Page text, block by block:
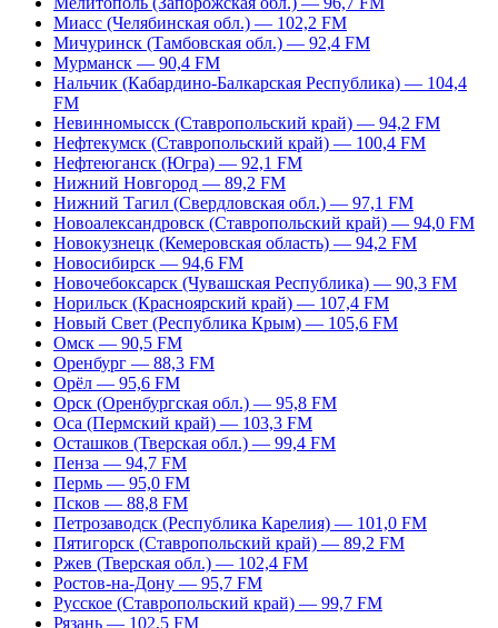
Миасс (Челябинская обл.) — 102,2 FM
Мичуринск (Тамбовская обл.) — 92,4 FM
Мурманск — 90,4 FM
Нальчик (Кабардино-Балкарская Республика) — 104,4
FM
Невинномысск (Ставропольский край) — 94,2 FM
Нефтекумск (Ставропольский край) — 100,4 FM
Нефтеюганск (Югра) — 92,1 FM
Нижний Новгород — 89,2 FM
Нижний Тагил (Свердловская обл.) — 97,1 FM
Новоалександровск (Ставропольский край) — 94,0 FM
Новокузнецк (Кемеровская область) — 94,2 FM
Новосибирск — 94,6 FM
Новочебоксарск (Чувашская Республика) — 90,3 FM
Норильск (Красноярский край) — 107,4 FM
Новый Свет (Республика Крым) — 105,6 FM
Омск — 90,5 FM
Оренбург — 88,3 FM
Орёл — 95,6 FM
Орск (Оренбургская обл.) — 95,8 FM
Оса (Пермский край) — 103,3 FM
Осташков (Тверская обл.) — 99,4 FM
Пенза — 94,7 FM
Пермь — 95,0 FM
Псков — 88,8 FM
Петрозаводск (Республика Карелия) — 101,0 FM
Пятигорск (Ставропольский край) — 89,2 FM
Ржев (Тверская обл.) — 102,4 FM
Ростов-на-Дону — 95,7 FM
Русское (Ставропольский край) — 99,7 FM
Рязань — 102,5 FM